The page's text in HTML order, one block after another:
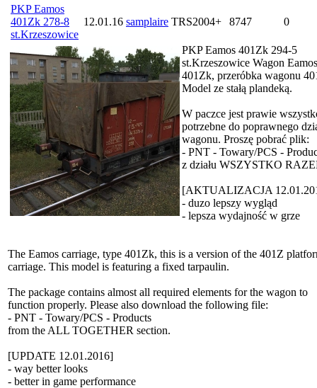
PKP Eamos
401Zk 278-8
st.Krzeszowice
12.01.16 samplaire TRS2004+ 8747 0
PKP Eamos 401Zk 294-5
st.Krzeszowice Wagon
401Zk, przeróbka wagonu
Model ze stałą plandeką.
W paczce jest prawie
potrzebne do poprawnego
wagonu. Proszę pobrać plik:
- PNT - Towary/PCS -
z działu WSZYSTKO
[AKTUALIZACJA
- duzo lepszy wygląd
- lepsza wydajność w grze
The Eamos carriage, type 401Zk, this is a version of the 401Z
carriage. This model is featuring a fixed tarpaulin.
The package contains almost all required elements for the wagon to
function properly. Please also download the following file:
- PNT - Towary/PCS - Products
from the ALL TOGETHER section.
[UPDATE 12.01.2016]
- way better looks
- better in game performance